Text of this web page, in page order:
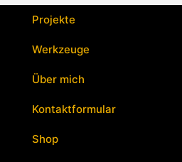
Projekte
Werkzeuge
Über mich
Kontaktformular
Shop